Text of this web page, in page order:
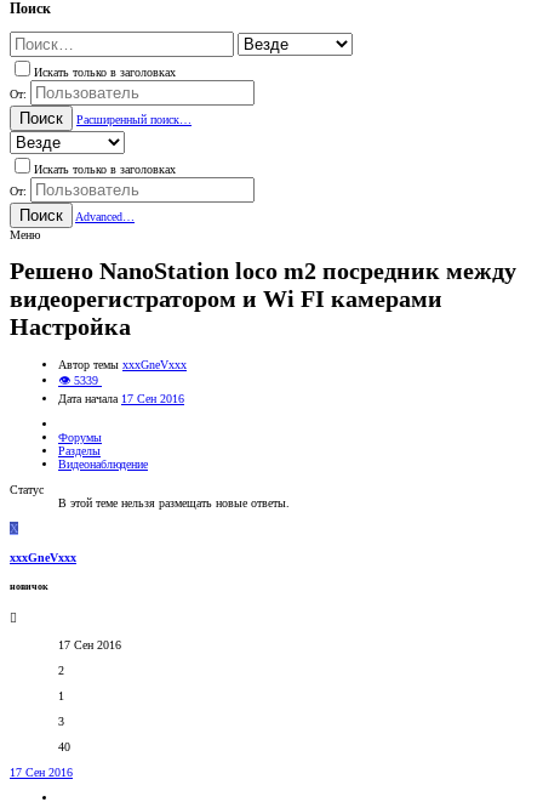
Поиск
Искать только в заголовках
От:
Поиск Расширенный поиск…
Искать только в заголовках
От:
Поиск
Advanced…
Меню
Решено NanoStation loco m2 посредник между
видеорегистратором и Wi FI камерами
Настройка
Автор темы xxxGneVxxx
👁 5339
Дата начала 17 Сен 2016
Форумы
Разделы
Видеонаблюдение
Статус
В этой теме нельзя размещать новые ответы.
X
xxxGneVxxx
новичок
17 Сен 2016
2
1
3
40
17 Сен 2016